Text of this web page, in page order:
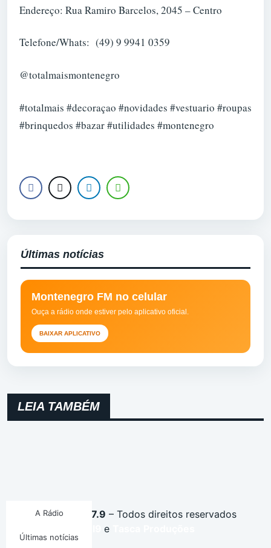
Endereço: Rua Ramiro Barcelos, 2045 – Centro
Telefone/Whats: (49) 9 9941 0359
@totalmaismontenegro
#totalmais #decoraçao #novidades #vestuario #roupas
#brinquedos #bazar #utilidades #montenegro
Últimas notícias
Montenegro FM no celular
Ouça a rádio onde estiver pelo aplicativo oficial.
BAIXAR APLICATIVO
LEIA TAMBÉM
A Rádio
Últimas notícias
Montenegro FM 87.9 – Todos direitos reservados
e